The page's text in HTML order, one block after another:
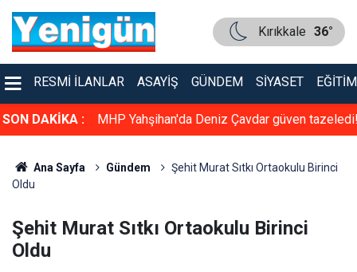
Kırıkkale 36°
RESMI İLANLAR ASAYIŞ GÜNDEM SIYASET EĞITIM
SON DAKİKA :
Resm MHP Yahşihan'da Deniz Çavdar güven
Ana Sayfa Gündem
Şehit Murat Sıtkı Ortaokulu Birinci
Oldu
Şehit Murat Sıtkı Ortaokulu Birinci
Oldu